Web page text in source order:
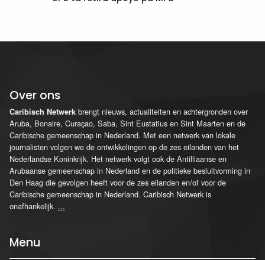
Over ons
Caribisch Netwerk brengt nieuws, actualiteiten en achtergronden over
Aruba, Bonaire, Curaçao, Saba, Sint Eustatius en Sint Maarten en de
Caribische gemeenschap in Nederland. Met een netwerk van lokale
journalisten volgen we de ontwikkelingen op de zes eilanden van het
Nederlandse Koninkrijk. Het netwerk volgt ook de Antilliaanse en
Arubaanse gemeenschap in Nederland en de politieke besluitvorming in
Den Haag die gevolgen heeft voor de zes eilanden en/of voor de
Caribische gemeenschap in Nederland. Caribisch Netwerk is
onafhankelijk. ...
Menu